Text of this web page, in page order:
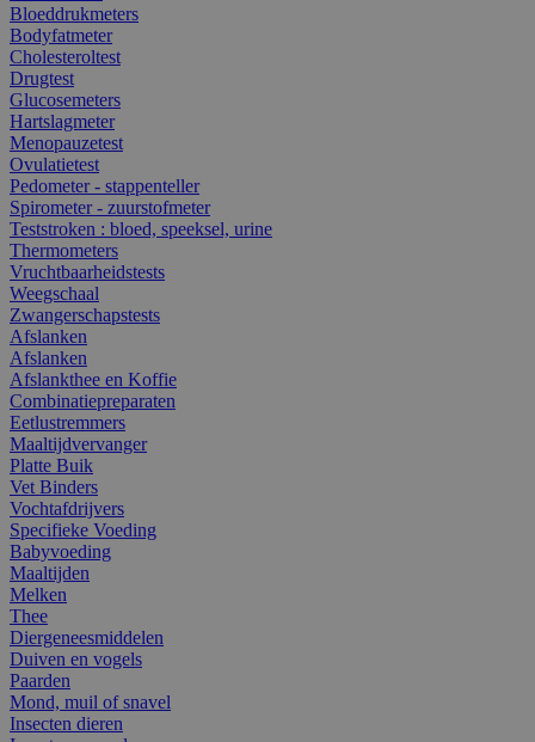
Bloeddrukmeters
Bodyfatmeter
Cholesteroltest
Drugtest
Glucosemeters
Hartslagmeter
Menopauzetest
Ovulatietest
Pedometer - stappenteller
Spirometer - zuurstofmeter
Teststroken : bloed, speeksel, urine
Thermometers
Vruchtbaarheidstests
Weegschaal
Zwangerschapstests
Afslanken
Afslanken
Afslankthee en Koffie
Combinatiepreparaten
Eetlustremmers
Maaltijdvervanger
Platte Buik
Vet Binders
Vochtafdrijvers
Specifieke Voeding
Babyvoeding
Maaltijden
Melken
Thee
Diergeneesmiddelen
Duiven en vogels
Paarden
Mond, muil of snavel
Insecten dieren